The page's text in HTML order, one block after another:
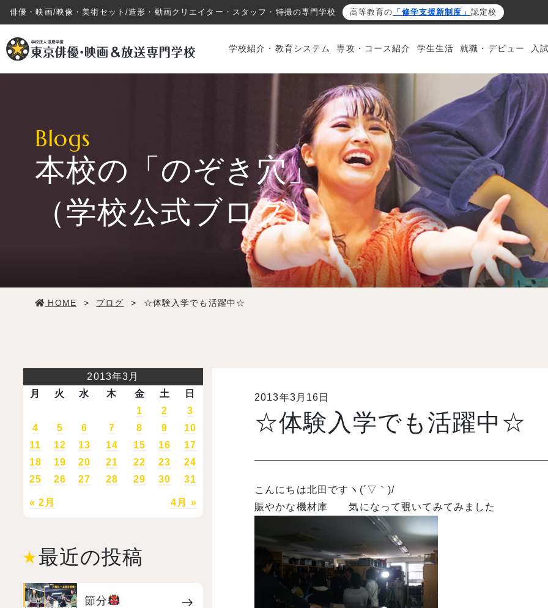
俳優・映画/映像・美術セット/造形・動画クリエイター・スタッフ・特撮の専門学校 高等教育の 「修学支援新制度」 認定校
学校紹介・教育システム 専攻・コース紹介 学生生活 就職・デビュー 入
専攻・コース紹介
学校情報
オープンキャンパス
Blogs
本校の「のぞき穴」
（学校公式ブログ）
HOME > ブログ > ☆体験入学でも活躍中☆
2013年3月16日
☆体験入学でも活躍中☆
こんにちは北田ですヽ(´▽｀)/
賑やかな機材庫 気になって覗いてみてみました
2013年3月
月
火 水 木 金 土 日
« 2月 4月 »
1 2
3
4
5 6 7 8 9
10
11
12 13 14 15 16
17
18
19 20 21 22 23
24
25
26 27 28 29 30 31
最近の投稿
節分